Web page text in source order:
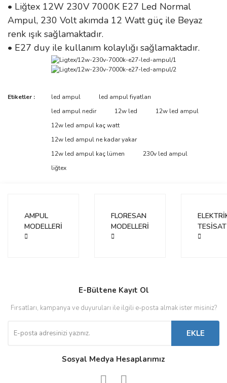
• Liğtex 12W 230V 7000K E27 Led Normal
Ampul, 230 Volt akımda 12 Watt güç ile Beyaz
renk ışık sağlamaktadır.
• E27 duy ile kullanım kolaylığı sağlamaktadır.
Bu ürüne ilk yorumu siz yapın!
Yorum Yaz
Bu ürünün fiyat bilgisi, resim, ürün açıklamalarında ve diğer
tarafımıza iletebilirsiniz.
Görüş ve önerileriniz için teşekkür ederiz.
Ürün resmi kalitesiz, bozuk veya görüntülenemiyor.
Ürün açıklamasında eksik bilgiler bulunuyor.
Etiketler : led ampul
led ampul fiyatları
led ampul nedir
12w led
12w led ampul
12w led ampul kaç watt
12w led ampul ne kadar yakar
12w led ampul kaç lümen
230v led ampul
liğtex
AMPUL
MODELLERİ
FLORESAN
MODELLERİ
TESİSAT
E-Bültene Kayıt Ol
Fırsatları, kampanya ve duyuruları ile ilgili e-posta almak ister misiniz?
EKLE
Sosyal Medya Hesaplarımız